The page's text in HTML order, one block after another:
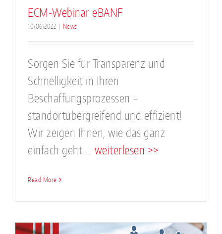
ECM-Webinar eBANF
10/06/2022 News
Sorgen Sie für Transparenz und
Schnelligkeit in Ihren
Beschaffungsprozessen –
standortübergreifend und effizient!
Wir zeigen Ihnen, wie das ganz
einfach geht ...
weiterlesen >>
Read More